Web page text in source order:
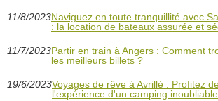
11/8/2023Naviguez en toute tranquillité avec
: la location de bateaux assurée et
11/7/2023Partir en train à Angers : Comment
les meilleurs billets ?
19/6/2023Voyages de rêve à Avrillé : Profitez
l'expérience d'un camping inoubliable